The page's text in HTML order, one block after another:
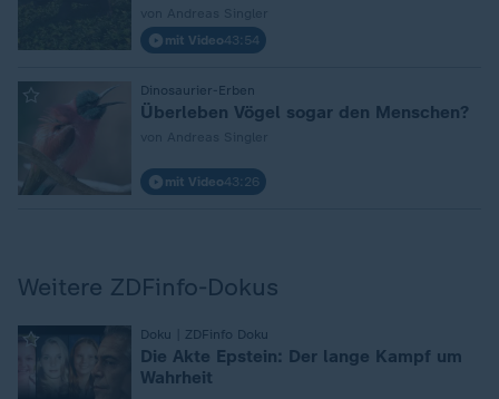
mit Video43:54
Dinosaurier-Erben
Überleben Vögel sogar den Menschen?
mit Video43:26
Weitere ZDFinfo-Dokus
Doku | ZDFinfo Doku
:
Die Akte Epstein: Der lange Kampf um
Wahrheit